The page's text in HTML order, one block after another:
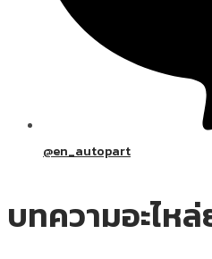
@en_autopart
บทความอะไห